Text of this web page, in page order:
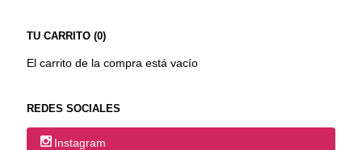
TU CARRITO (0)
El carrito de la compra está vacío
REDES SOCIALES
Instagram